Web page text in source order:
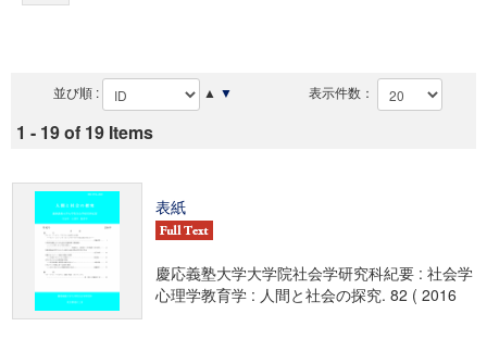
学術雑誌掲載論文等(8)
並び順 : ▲ ▼ 表示件数：
1 - 19 of 19 Items
表紙
慶応義塾大学大学院社会学研究科紀要 : 社会学
心理学教育学 : 人間と社会の探究. 82 ( 2016